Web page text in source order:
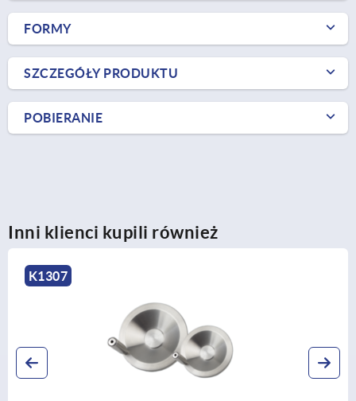
FORMY
SZCZEGÓŁY PRODUKTU
POBIERANIE
Inni klienci kupili również